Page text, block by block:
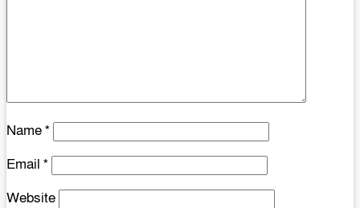
Name*
Email *
Website